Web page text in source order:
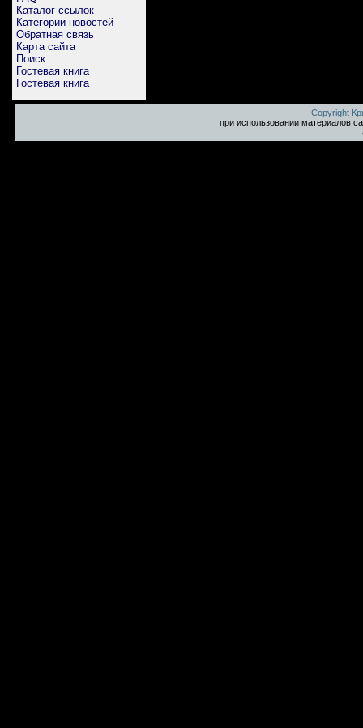
Каталог ссылок
Категории новостей
Обратная связь
Карта сайта
Поиск
Гостевая книга
Гостевая книга
Copyright
при использовании материалов